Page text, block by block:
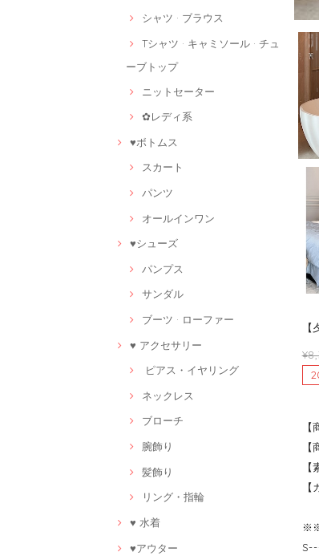
シャツ · ブラウス
Tシャツ · キャミソール · チュ
ーブトップ
ニットセーター
✿レディ系
♥ボトムス
スカート
パンツ
オールインワン
♥シューズ
パンプス
サンダル
ブーツ · ローファー
♥ アクセサリー
ピアス・イヤリング
ネックレス
ブローチ
腕飾り
髪飾り
リング・指輪
♥ 水着
♥アウター